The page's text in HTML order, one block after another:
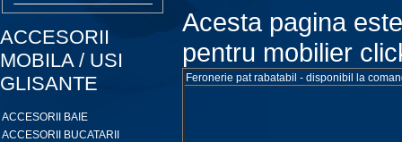
ACCESORII
MOBILA / USI
GLISANTE
ACCESORII BAIE
ACCESORII BUCATARII
Acesta pagina
pentru mobilier
Feronerie pat rabatabil - disponibil la